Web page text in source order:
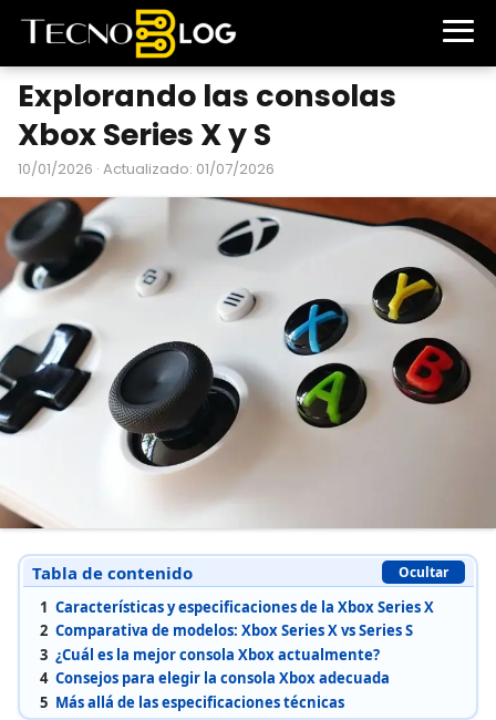
Explorando las consolas
Xbox Series X y S
10/01/2026 · Actualizado: 01/07/2026
Tabla de contenido Ocultar
1 Características y especificaciones de la Xbox Series X
2 Comparativa de modelos: Xbox Series X vs Series S
3 ¿Cuál es la mejor consola Xbox actualmente?
4 Consejos para elegir la consola Xbox adecuada
5 Más allá de las especificaciones técnicas